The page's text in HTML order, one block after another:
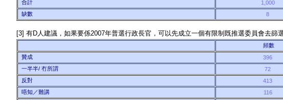
合計
1,000
缺數
8
[3] 有D人建議，如果要係2007年普選行政長官，可以先成立一個有限制既推選委員會去篩
頻數
贊成
396
一半半/ 冇所謂
72
反對
413
唔知／難講
116